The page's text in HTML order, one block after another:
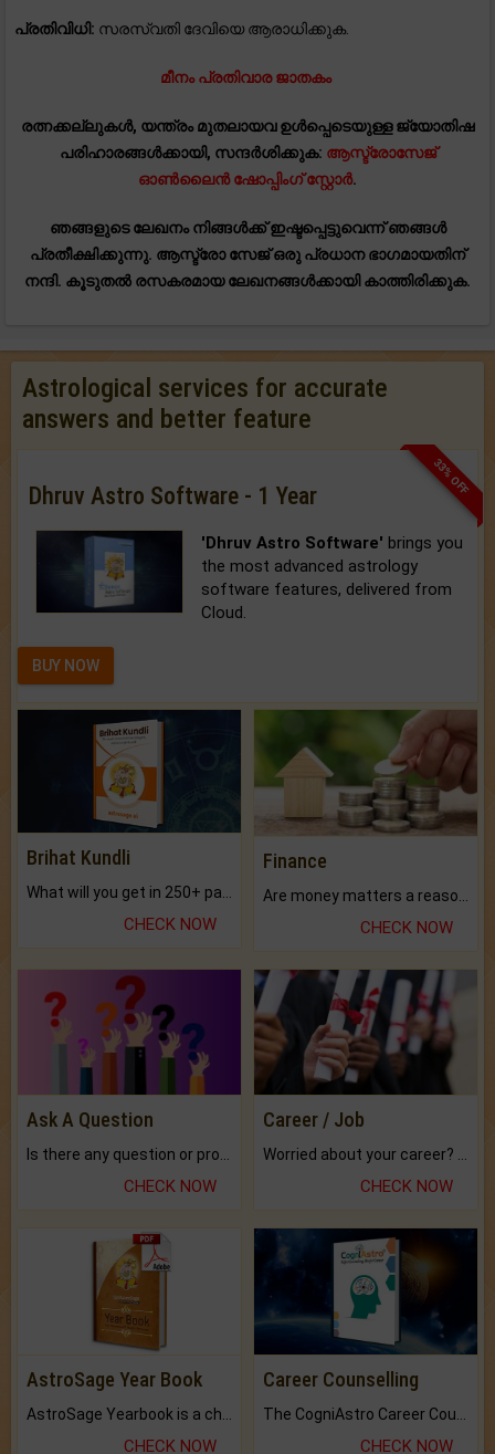
പ്രതിവിധി: സരസ്വതി ദേവിയെ ആരാധിക്കുക.
മീനം പ്രതിവാര ജാതകം
രത്നക്കല്ലുകൾ, യന്ത്രം മുതലായവ ഉൾപ്പെടെയുള്ള ജ്യോതിഷ
പരിഹാരങ്ങൾക്കായി, സന്ദർശിക്കുക: ആസ്ട്രോസേജ്
ഓൺലൈൻ ഷോപ്പിംഗ് സ്റ്റോർ.
ഞങ്ങളുടെ ലേഖനം നിങ്ങൾക്ക് ഇഷ്ടപ്പെട്ടുവെന്ന് ഞങ്ങൾ
പ്രതീക്ഷിക്കുന്നു. ആസ്ട്രോ സേജ് ഒരു പ്രധാന ഭാഗമായതിന്
നന്ദി. കൂടുതൽ രസകരമായ ലേഖനങ്ങൾക്കായി കാത്തിരിക്കുക.
Astrological services for accurate
answers and better feature
33% OFF
Dhruv Astro Software - 1 Year
'Dhruv Astro Software' brings you
the most advanced astrology
software features, delivered from
Cloud.
BUY NOW
Brihat Kundli
CHECK NOW
Finance
CHECK NOW
Ask A Question
CHECK NOW
Career / Job
CHECK NOW
AstroSage Year Book
CHECK NOW
Career Counselling
CHECK NOW